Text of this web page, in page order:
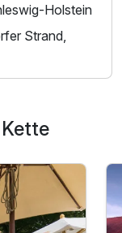
Holstein
Strand,